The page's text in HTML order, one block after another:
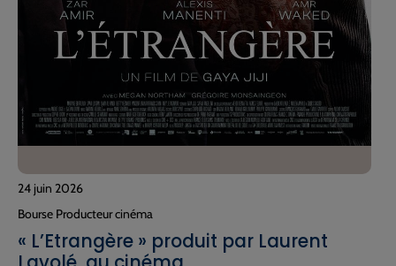
24 juin 2026
Bourse Producteur cinéma
« L’Etrangère » produit par Laurent